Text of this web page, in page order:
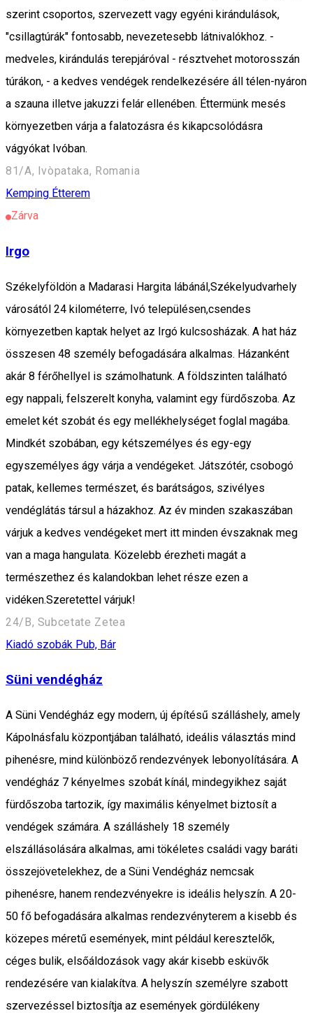
szerint csoportos, szervezett vagy egyéni kirándulások,
"csillagtúrák" fontosabb, nevezetesebb látnivalókhoz. -
medveles, kirándulás terepjáróval - résztvehet motorosszán
túrákon, - a kedves vendégek rendelkezésére áll télen-nyáron
a szauna illetve jakuzzi felár ellenében. Éttermünk mesés
környezetben várja a falatozásra és kikapcsolódásra
vágyókat Ivóban.
81/A, Ivòpataka, Romania
Kemping Étterem
Zárva
Irgo
Székelyföldön a Madarasi Hargita lábánál,Székelyudvarhely
városától 24 kilométerre, Ivó településen,csendes
környezetben kaptak helyet az Irgó kulcsosházak. A hat ház
összesen 48 személy befogadására alkalmas. Házanként
akár 8 férőhellyel is számolhatunk. A földszinten található
egy nappali, felszerelt konyha, valamint egy fürdőszoba. Az
emelet két szobát és egy mellékhelységet foglal magába.
Mindkét szobában, egy kétszemélyes és egy-egy
egyszemélyes ágy várja a vendégeket. Játszótér, csobogó
patak, kellemes természet, és barátságos, szivélyes
vendéglátás társul a házakhoz. Az év minden szakaszában
várjuk a kedves vendégeket mert itt minden évszaknak meg
van a maga hangulata. Közelebb érezheti magát a
természethez és kalandokban lehet része ezen a
vidéken.Szeretettel várjuk!
24/B, Subcetate Zetea
Kiadó szobák Pub, Bár
Süni vendégház
A Süni Vendégház egy modern, új építésű szálláshely, amely
Kápolnásfalu központjában található, ideális választás mind
pihenésre, mind különböző rendezvények lebonyolítására. A
vendégház 7 kényelmes szobát kínál, mindegyikhez saját
fürdőszoba tartozik, így maximális kényelmet biztosít a
vendégek számára. A szálláshely 18 személy
elszállásolására alkalmas, ami tökéletes családi vagy baráti
összejövetelekhez, de a Süni Vendégház nemcsak
pihenésre, hanem rendezvényekre is ideális helyszín. A 20-
50 fő befogadására alkalmas rendezvényterem a kisebb és
közepes méretű események, mint például keresztelők,
céges bulik, elsőáldozások vagy akár kisebb esküvők
rendezésére van kialakítva. A helyszín személyre szabott
szervezéssel biztosítja az események gördülékeny